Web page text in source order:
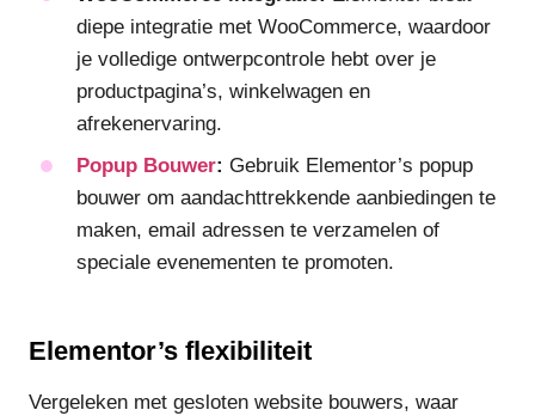
diepe integratie met WooCommerce, waardoor
je volledige ontwerpcontrole hebt over je
productpagina’s, winkelwagen en
afrekenervaring.
Popup Bouwer: Gebruik Elementor’s popup
bouwer om aandachttrekkende aanbiedingen te
maken, email adressen te verzamelen of
speciale evenementen te promoten.
Elementor’s flexibiliteit
Vergeleken met gesloten website bouwers, waar